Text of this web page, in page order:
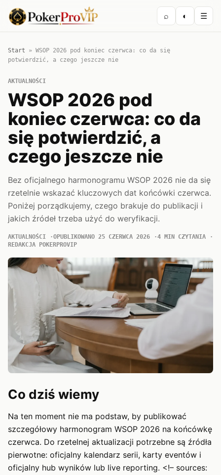
⌕ ◐ ☰
Start » WSOP 2026 pod koniec czerwca: co da się
potwierdzić, a czego jeszcze nie
AKTUALNOŚCI
WSOP 2026 pod
koniec czerwca: co da
się potwierdzić, a
czego jeszcze nie
Bez oficjalnego harmonogramu WSOP 2026 nie da się
rzetelnie wskazać kluczowych dat końcówki czerwca.
Poniżej porządkujemy, czego brakuje do publikacji i
jakich źródeł trzeba użyć do weryfikacji.
AKTUALNOŚCI OPUBLIKOWANO 25 CZERWCA 2026
4 MIN CZYTANIA
REDAKCJA POKERPROVIP
Co dziś wiemy
Na ten moment nie ma podstaw, by publikować
szczegółowy harmonogram WSOP 2026 na końcówkę
czerwca. Do rzetelnej aktualizacji potrzebne są źródła
pierwotne: oficjalny kalendarz serii, karty eventów i
oficjalny hub wyników lub live reporting. <!– sources: